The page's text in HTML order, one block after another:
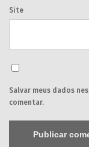
Site
Salvar meus dados
comentar.